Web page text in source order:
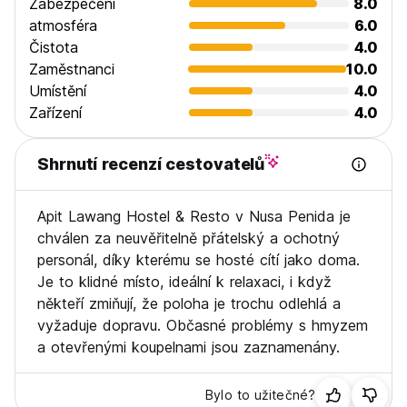
Zabezpečení
8.0
atmosféra
6.0
Čistota
4.0
Zaměstnanci
10.0
Umístění
4.0
Zařízení
4.0
Shrnutí recenzí cestovatelů
Apit Lawang Hostel & Resto v Nusa Penida je
chválen za neuvěřitelně přátelský a ochotný
personál, díky kterému se hosté cítí jako doma.
Je to klidné místo, ideální k relaxaci, i když
někteří zmiňují, že poloha je trochu odlehlá a
vyžaduje dopravu. Občasné problémy s hmyzem
a otevřenými koupelnami jsou zaznamenány.
Bylo to užitečné?